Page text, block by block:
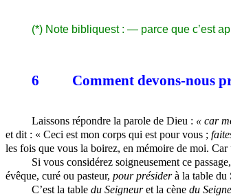
(*) Note bibliquest: — parce que c’est
6 Comment devons-nous
Laissons répondre la parole de Dieu : « car
et dit : « Ceci est mon corps qui est pour vous ;
les fois que vous la boirez, en mémoire de moi.
Si vous considérez soigneusement ce
évêque, curé ou pasteur, pour présiderà la table du
C’est la table du Seigneuret la cène du